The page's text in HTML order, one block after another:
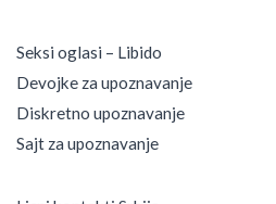
Seksi oglasi – Libido
Devojke za upoznavanje
Diskretno upoznavanje
Sajt za upoznavanje